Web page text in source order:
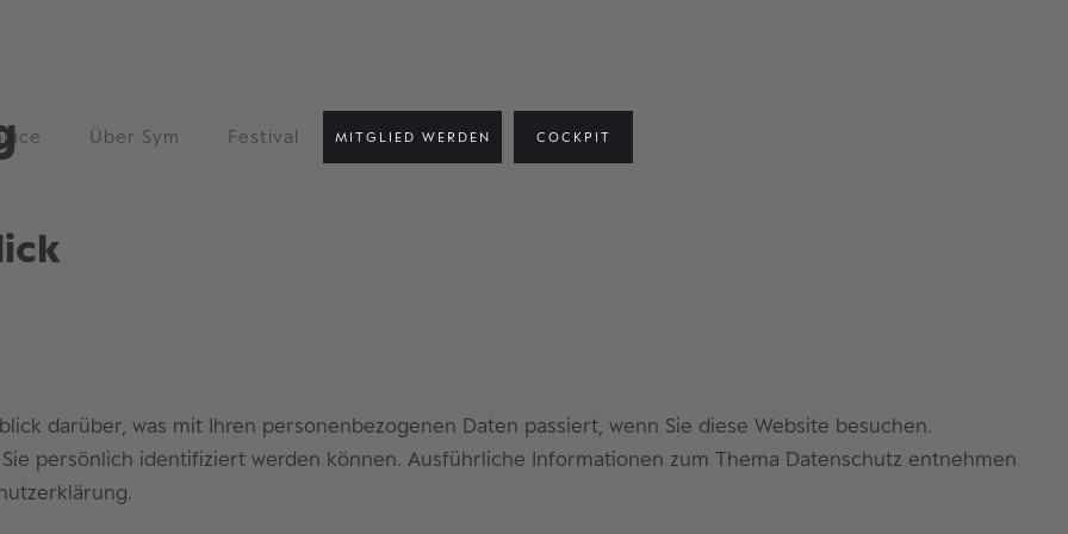
Über Sym Festival MITGLIED WERDEN COCKPIT
darüber, was mit Ihren personenbezogenen Daten passiert, wenn Sie diese Website besuchen.
persönlich identifiziert werden können. Ausführliche Informationen zum Thema Datenschutz entnehmen